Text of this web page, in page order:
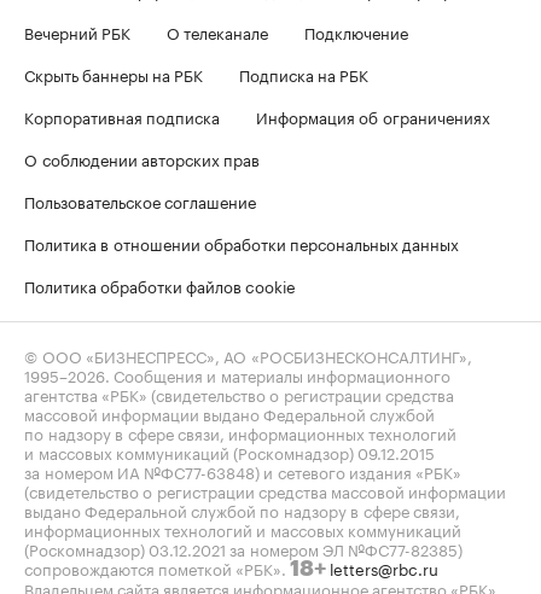
Вечерний РБК
О телеканале
Подключение
Скрыть баннеры на РБК
Подписка на РБК
Корпоративная подписка
Информация об ограничениях
О соблюдении авторских прав
Пользовательское соглашение
Политика в отношении обработки персональных данных
Политика обработки файлов cookie
© ООО «БИЗНЕСПРЕСС», АО «РОСБИЗНЕСКОНСАЛТИНГ»,
1995–2026. Сообщения и материалы информационного
агентства «РБК» (свидетельство о регистрации средства
массовой информации выдано Федеральной службой
по надзору в сфере связи, информационных технологий
и массовых коммуникаций (Роскомнадзор) 09.12.2015
за номером ИА №ФС77-63848) и сетевого издания «РБК»
(свидетельство о регистрации средства массовой информации
выдано Федеральной службой по надзору в сфере связи,
информационных технологий и массовых коммуникаций
(Роскомнадзор) 03.12.2021 за номером ЭЛ №ФС77-82385)
сопровождаются пометкой «РБК». 18+ letters@rbc.ru
Владельцем сайта является информационное агентство «РБК».